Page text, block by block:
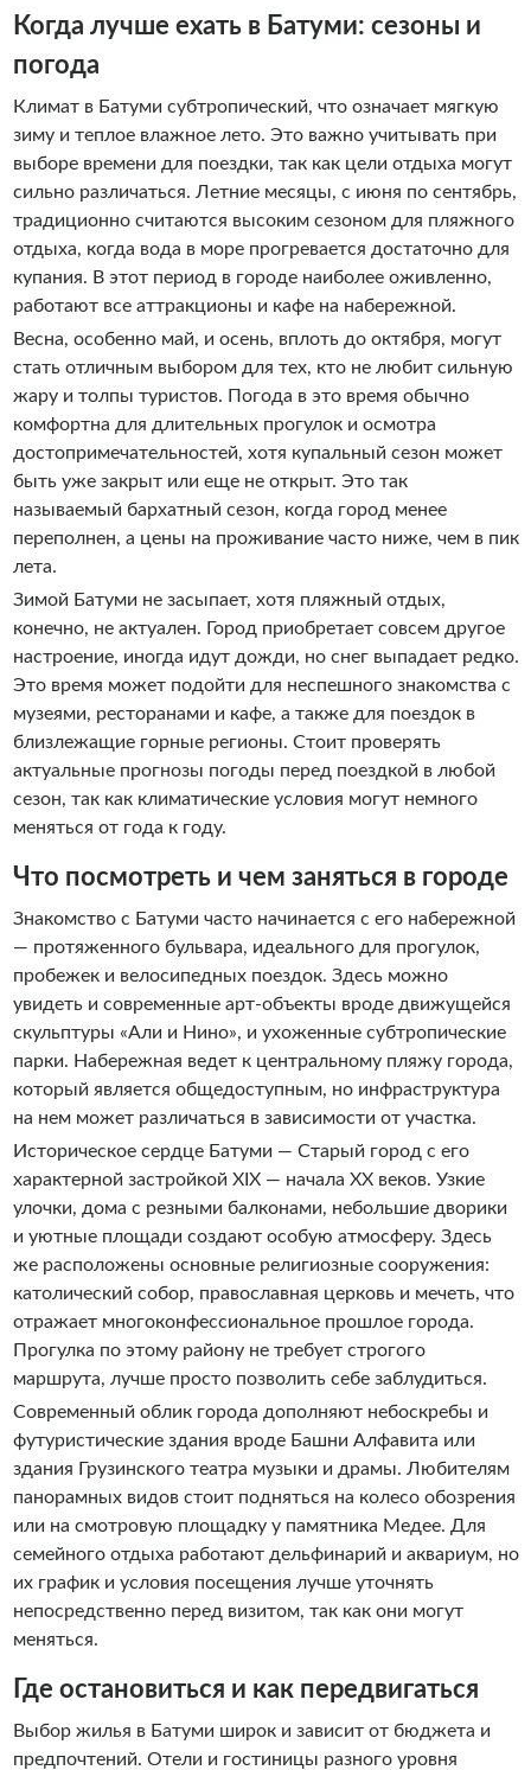
Когда лучше ехать в Батуми: сезоны и
погода
Климат в Батуми субтропический, что означает мягкую
зиму и теплое влажное лето. Это важно учитывать при
выборе времени для поездки, так как цели отдыха могут
сильно различаться. Летние месяцы, с июня по сентябрь,
традиционно считаются высоким сезоном для пляжного
отдыха, когда вода в море прогревается достаточно для
купания. В этот период в городе наиболее оживленно,
работают все аттракционы и кафе на набережной.
Весна, особенно май, и осень, вплоть до октября, могут
стать отличным выбором для тех, кто не любит сильную
жару и толпы туристов. Погода в это время обычно
комфортна для длительных прогулок и осмотра
достопримечательностей, хотя купальный сезон может
быть уже закрыт или еще не открыт. Это так
называемый бархатный сезон, когда город менее
переполнен, а цены на проживание часто ниже, чем в пик
лета.
Зимой Батуми не засыпает, хотя пляжный отдых,
конечно, не актуален. Город приобретает совсем другое
настроение, иногда идут дожди, но снег выпадает редко.
Это время может подойти для неспешного знакомства с
музеями, ресторанами и кафе, а также для поездок в
близлежащие горные регионы. Стоит проверять
актуальные прогнозы погоды перед поездкой в любой
сезон, так как климатические условия могут немного
меняться от года к году.
Что посмотреть и чем заняться в городе
Знакомство с Батуми часто начинается с его набережной
— протяженного бульвара, идеального для прогулок,
пробежек и велосипедных поездок. Здесь можно
увидеть и современные арт-объекты вроде движущейся
скульптуры «Али и Нино», и ухоженные субтропические
парки. Набережная ведет к центральному пляжу города,
который является общедоступным, но инфраструктура
на нем может различаться в зависимости от участка.
Историческое сердце Батуми — Старый город с его
характерной застройкой XIX — начала XX веков. Узкие
улочки, дома с резными балконами, небольшие дворики
и уютные площади создают особую атмосферу. Здесь
же расположены основные религиозные сооружения:
католический собор, православная церковь и мечеть, что
отражает многоконфессиональное прошлое города.
Прогулка по этому району не требует строгого
маршрута, лучше просто позволить себе заблудиться.
Современный облик города дополняют небоскребы и
футуристические здания вроде Башни Алфавита или
здания Грузинского театра музыки и драмы. Любителям
панорамных видов стоит подняться на колесо обозрения
или на смотровую площадку у памятника Медее. Для
семейного отдыха работают дельфинарий и аквариум, но
их график и условия посещения лучше уточнять
непосредственно перед визитом, так как они могут
меняться.
Где остановиться и как передвигаться
Выбор жилья в Батуми широк и зависит от бюджета и
предпочтений. Отели и гостиницы разного уровня